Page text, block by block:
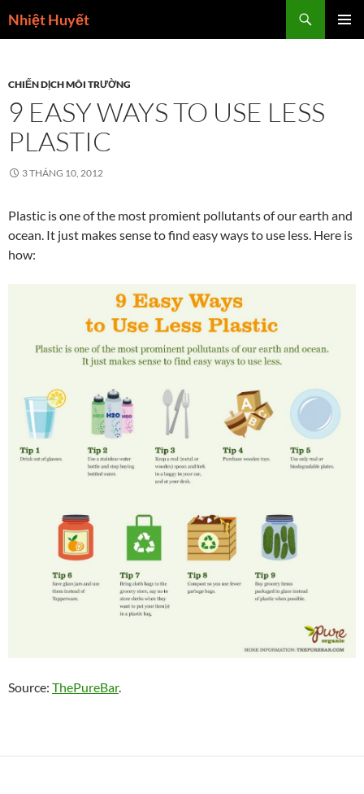
toNhiệt Huyết
CHIẾN DỊCH MÔI TRƯỜNG
9 EASY WAYS TO USE LESS
PLASTIC
3 THÁNG 10, 2012
Plastic is one of the most promient pollutants of our earth and
ocean. It just makes sense to find easy ways to use less. Here is
how:
Source: ThePureBar.